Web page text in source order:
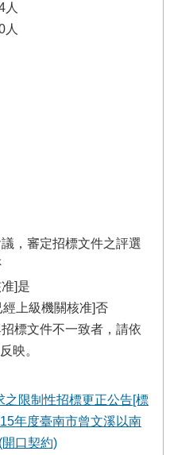
人
人
，審定招標文件之評選
]是
上級機關核准]否
標文件不一致者，請依
映。
之限制性招標更正公告[標
年度臺南市曾文溪以南
口契約)